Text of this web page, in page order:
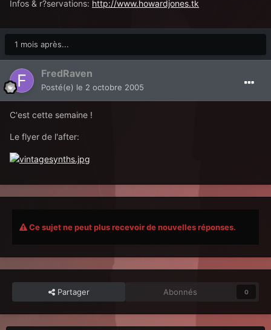
Infos & r?servations: http://www.howardjones.tk
1 mois après...
FredRaven
Posté(e) le 2 octobre 2005
C'est cette semaine !
Le flyer de l'after:
Ce sujet ne peut plus recevoir de nouvelles réponses.
Partager Abonnés 0